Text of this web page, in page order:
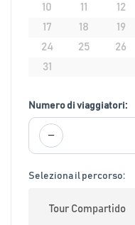
10
11 12
17
18 19
24
25 26
31
Numero di viaggiatori:
−
Seleziona il percorso: